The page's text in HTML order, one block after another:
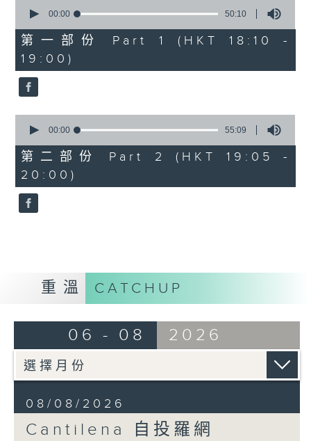
seconds
50
minutes,
10
seconds
00:00 50:10
第一部份 Part 1 (HKT 18:10 -
19:00)
seconds
55
minutes,
9
seconds
00:00 55:09
第二部份 Part 2 (HKT 19:05 -
20:00)
重溫 CATCHUP
06 - 08 2026
08/08/2026
Cantilena 自投羅網